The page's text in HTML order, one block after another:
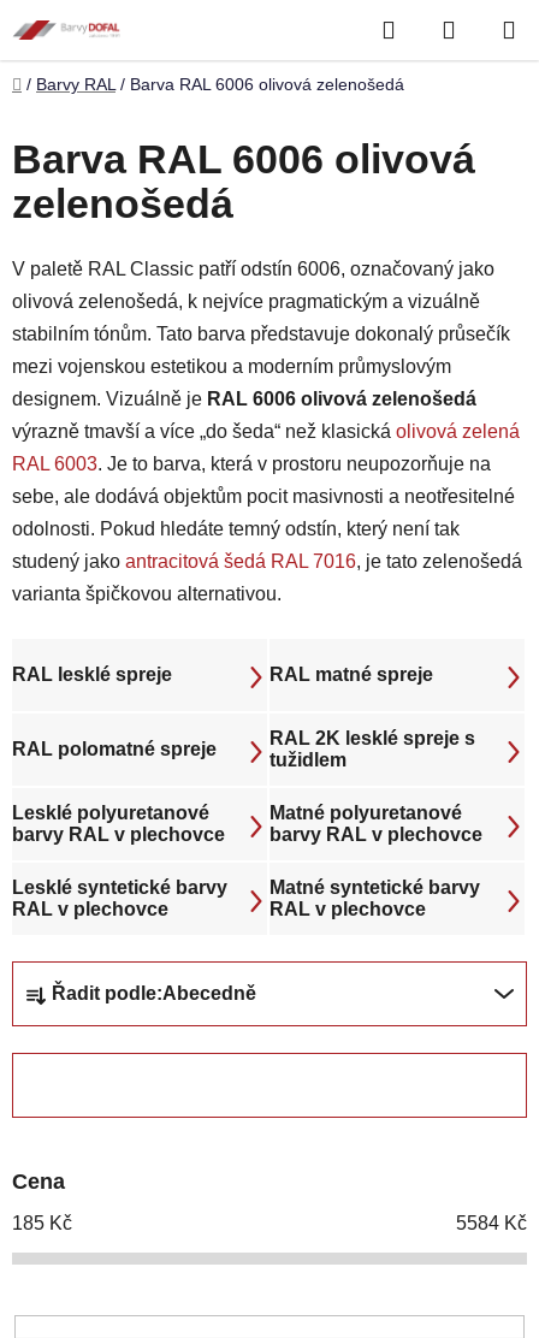
na
obsah
Hledat
KOŠÍK
Domů
/ Barvy RAL / Barva RAL 6006 olivová zelenošedá
Barva RAL 6006 olivová
zelenošedá
V paletě RAL Classic patří odstín 6006, označovaný jako
olivová zelenošedá, k nejvíce pragmatickým a vizuálně
stabilním tónům. Tato barva představuje dokonalý průsečík
mezi vojenskou estetikou a moderním průmyslovým
designem. Vizuálně je RAL 6006 olivová zelenošedá
výrazně tmavší a více „do šeda“ než klasická olivová zelená
RAL 6003. Je to barva, která v prostoru neupozorňuje na
sebe, ale dodává objektům pocit masivnosti a neotřesitelné
odolnosti. Pokud hledáte temný odstín, který není tak
studený jako antracitová šedá RAL 7016, je tato zelenošedá
varianta špičkovou alternativou.
RAL lesklé spreje RAL matné spreje
RAL polomatné spreje
RAL 2K lesklé spreje s
tužidlem
Lesklé polyuretanové
barvy RAL v plechovce
Matné polyuretanové
barvy RAL v plechovce
Lesklé syntetické barvy
RAL v plechovce
Matné syntetické barvy
RAL v plechovce
r
o
d
k
Řadit podle:Abecedně
Cena
185 Kč 5584 Kč